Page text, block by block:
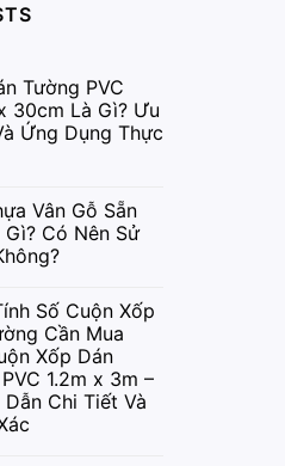
Tường PVC
30cm Là Gì? Ưu
Ứng Dụng Thực
Vân Gỗ Sẵn
Gì? Có Nên Sử
Số Cuộn Xốp
Cần Mua
Xốp Dán
1.2m x 3m –
Chi Tiết Và